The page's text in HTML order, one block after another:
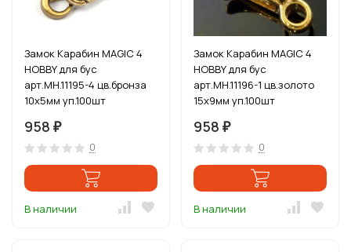
Замок Карабин MAGIC 4
HOBBY для бус
арт.MH.11195-4 цв.бронза
10х5мм уп.100шт
958 ₽
0
В наличии
Замок Карабин MAGIC 4
HOBBY для бус
арт.MH.11196-1 цв.золото
15х9мм уп.100шт
958 ₽
0
В наличии